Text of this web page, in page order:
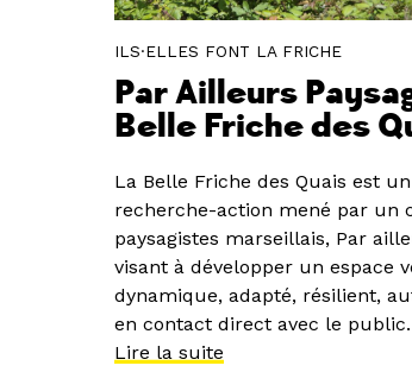
ILS·ELLES FONT LA FRICHE
Par Ailleurs
Belle Friche des
La Belle Friche des Quais est
recherche-action mené par un
paysagistes marseillais, Par
visant à développer un espace
dynamique, adapté, résilient,
en contact direct avec le public.
Lire la suite